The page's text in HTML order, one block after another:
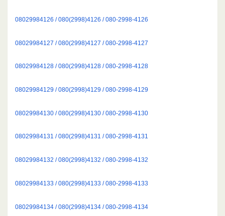
08029984126 / 080(2998)4126 / 080-2998-4126
08029984127 / 080(2998)4127 / 080-2998-4127
08029984128 / 080(2998)4128 / 080-2998-4128
08029984129 / 080(2998)4129 / 080-2998-4129
08029984130 / 080(2998)4130 / 080-2998-4130
08029984131 / 080(2998)4131 / 080-2998-4131
08029984132 / 080(2998)4132 / 080-2998-4132
08029984133 / 080(2998)4133 / 080-2998-4133
08029984134 / 080(2998)4134 / 080-2998-4134